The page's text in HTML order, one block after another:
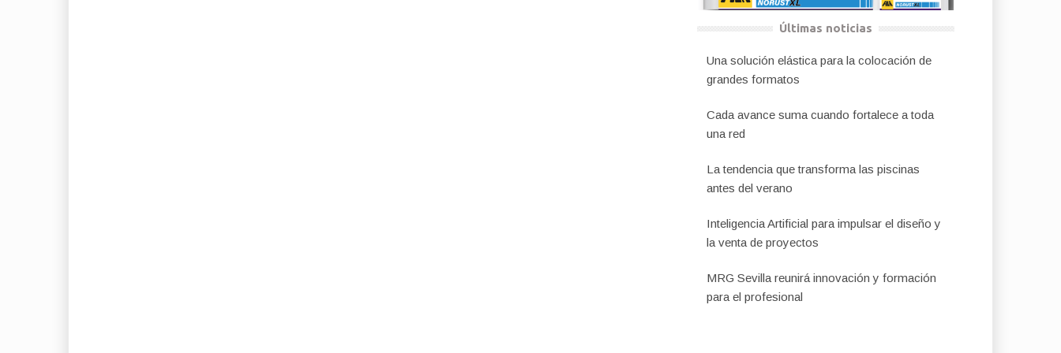
Últimas noticias
Una solución elástica para la colocación de
grandes formatos
Cada avance suma cuando fortalece a toda
una red
La tendencia que transforma las piscinas
antes del verano
Inteligencia Artificial para impulsar el diseño y
la venta de proyectos
MRG Sevilla reunirá innovación y formación
para el profesional